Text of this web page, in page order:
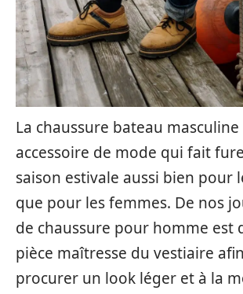
La chaussure bateau
accessoire de mode qui fait
saison estivale aussi bien pour
que pour les femmes. De nos
de chaussure pour homme est
pièce maîtresse du vestiaire
procurer un look léger et à la